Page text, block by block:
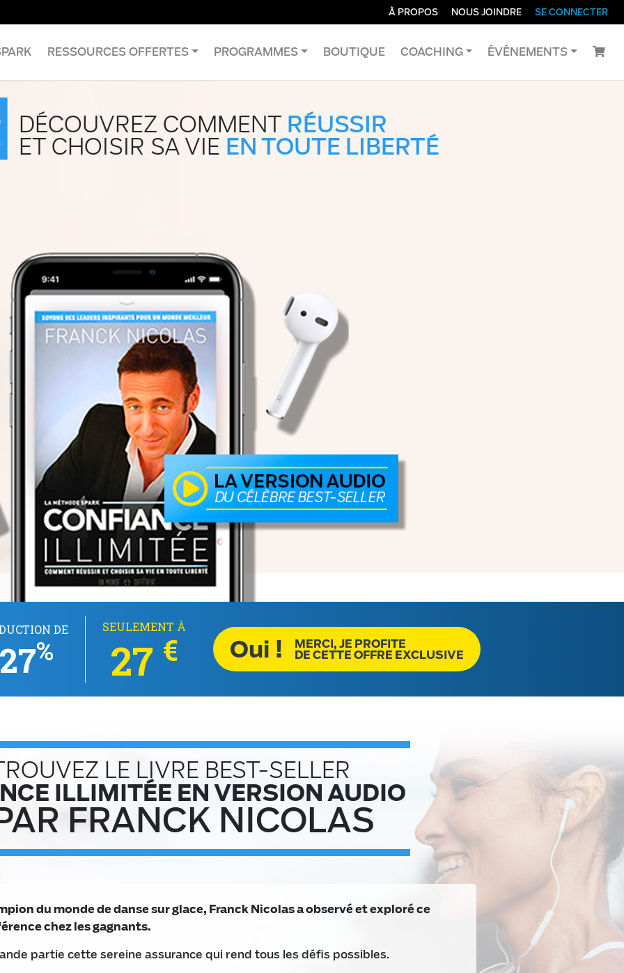
À PROPOS NOUS JOINDRE SE CONNECTER
RESSOURCES OFFERTES PROGRAMMES BOUTIQUE COACHING ÉVÉNEMENTS
DÉCOUVREZ COMMENT RÉUSSIR
ET CHOISIR SA VIE EN TOUTE LIBERTÉ
DE
%
SEULEMENT À
27 € Oui ! MERCI, JE PROFITE
DE CETTE OFFRE EXCLUSIVE
LE LIVRE BEST-SELLER
ILLIMITÉE EN VERSION AUDIO
FRANCK NICOLAS
du monde de danse sur glace, Franck Nicolas a observé et exploré ce
chez les gagnants.
partie cette sereine assurance qui rend tous les défis possibles.